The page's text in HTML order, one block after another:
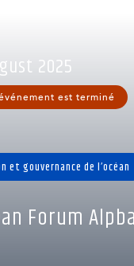
2025
est terminé
et gouvernance de l’océan
Forum